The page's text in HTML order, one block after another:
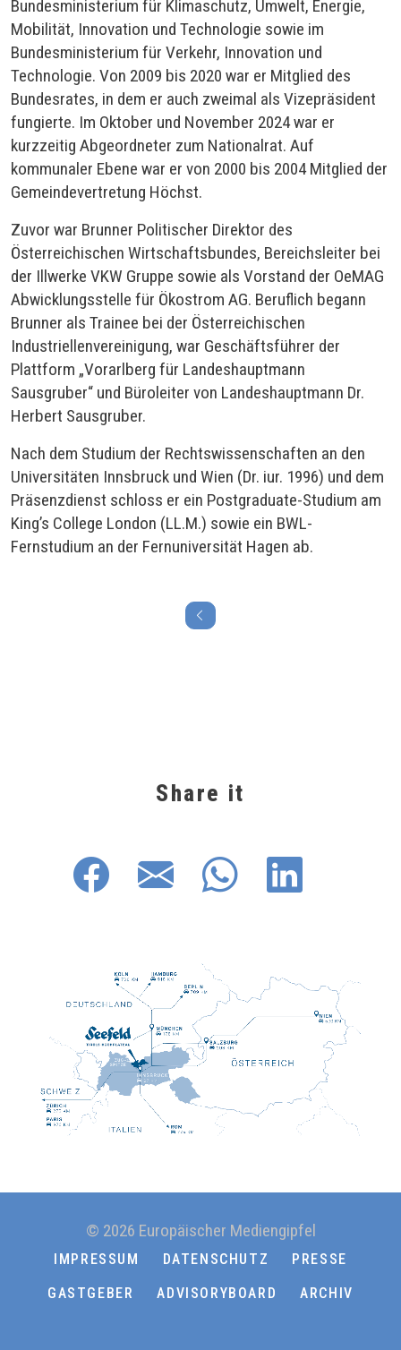
Bundesministerium für Klimaschutz, Umwelt, Energie,
Mobilität, Innovation und Technologie sowie im
Bundesministerium für Verkehr, Innovation und
Technologie. Von 2009 bis 2020 war er Mitglied des
Bundesrates, in dem er auch zweimal als Vizepräsident
fungierte. Im Oktober und November 2024 war er
kurzzeitig Abgeordneter zum Nationalrat. Auf
kommunaler Ebene war er von 2000 bis 2004 Mitglied der
Gemeindevertretung Höchst.
Zuvor war Brunner Politischer Direktor des
Österreichischen Wirtschaftsbundes, Bereichsleiter bei
der Illwerke VKW Gruppe sowie als Vorstand der OeMAG
Abwicklungsstelle für Ökostrom AG. Beruflich begann
Brunner als Trainee bei der Österreichischen
Industriellenvereinigung, war Geschäftsführer der
Plattform „Vorarlberg für Landeshauptmann
Sausgruber“ und Büroleiter von Landeshauptmann Dr.
Herbert Sausgruber.
Nach dem Studium der Rechtswissenschaften an den
Universitäten Innsbruck und Wien (Dr. iur. 1996) und dem
Präsenzdienst schloss er ein Postgraduate-Studium am
King’s College London (LL.M.) sowie ein BWL-
Fernstudium an der Fernuniversität Hagen ab.
Share it
© 2026 Europäischer Mediengipfel
IMPRESSUM DATENSCHUTZ
PRESSE
GASTGEBER
ADVISORYBOARD ARCHIV